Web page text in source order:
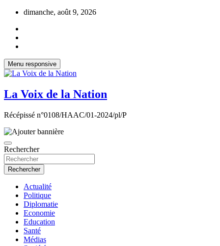
Aller
contenu
dimanche, août 9, 2026
Menu responsive
La Voix de la Nation
Récépissé n°0108/HAAC/01-2024/pl/P
Rechercher
Rechercher
Actualité
Politique
Diplomatie
Economie
Education
Santé
Médias